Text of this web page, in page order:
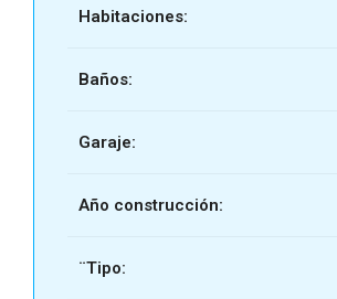
Habitaciones:
Baños:
Garaje:
Año construcción:
¨Tipo: